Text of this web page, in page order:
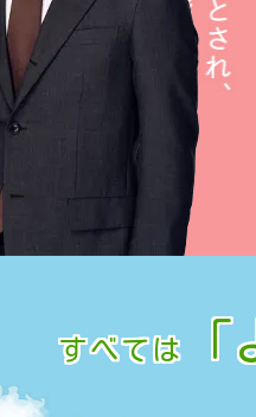
すべては